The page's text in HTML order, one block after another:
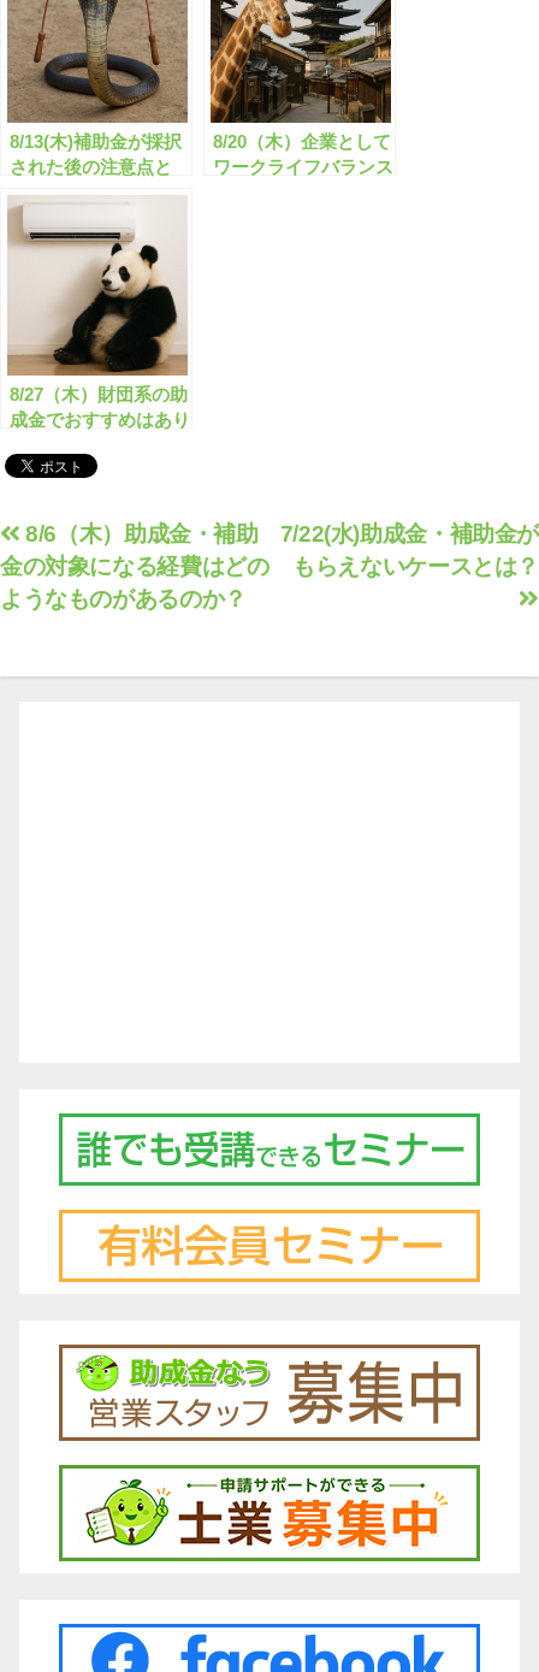
8/13(木)補助金が採択
された後の注意点と
は？
8/20（木）企業として
ワークライフバランス
8/27（木）財団系の助
成金でおすすめはあり
投
稿
ナ
ゲ
7/22(水)助成金・補助金が
もらえないケースとは？
8/6（木）助成金・補助
金の対象になる経費はどの
ようなものがあるのか？